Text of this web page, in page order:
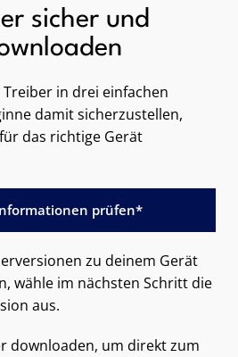
sicher und
in drei einfachen
damit sicherzustellen,
das richtige Gerät
prüfen*
zu deinem Gerät
wähle im nächsten Schritt die
aus.
downloaden, um direkt zum